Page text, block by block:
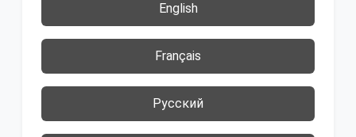
English
Français
Русский